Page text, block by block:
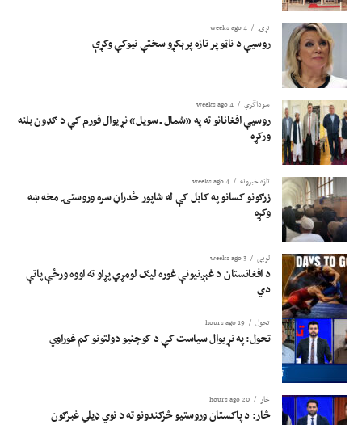
نړۍ 4 weeks ago
روسیې د ناټو پر تازه پرېکړو سختې نیوکې وکړې
سوداگري 4 weeks ago
روسیې افغانانو ته په «شمال ـ سویل» نړیوال فورم کې د ګډون بلنه
ورکړه
تازه خبرونه 4 weeks ago
زرګونو کسانو په کابل کې له شاپور ځدراڼ سره وروستۍ مخه ښه
وکړه
لوبی 3 weeks ago
د افغانستان د غېږنیونې غوره لیګ لومړي پړاو ته اووه ورځې پاتې
دي
تحول 19 hours ago
تحول: په نړیوال سیاست کې د کوچنیو دولتونو کم غوراوي
څار 20 hours ago
څار: د پاکستان وروستیو څرګندونو ته د نوي ډیلي غبرګون